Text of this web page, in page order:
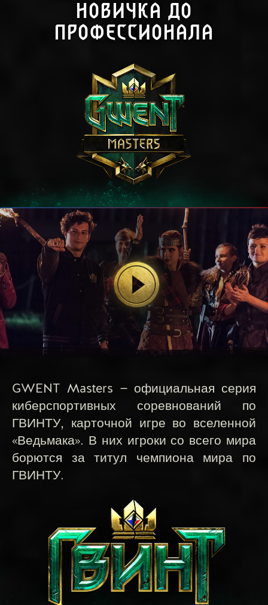
НОВИЧКА ДО
ПРОФЕССИОНАЛА
GWENT Masters — официальная серия
киберспортивных соревнований по
ГВИНТУ, карточной игре во вселенной
«Ведьмака». В них игроки со всего мира
борются за титул чемпиона мира по
ГВИНТУ.